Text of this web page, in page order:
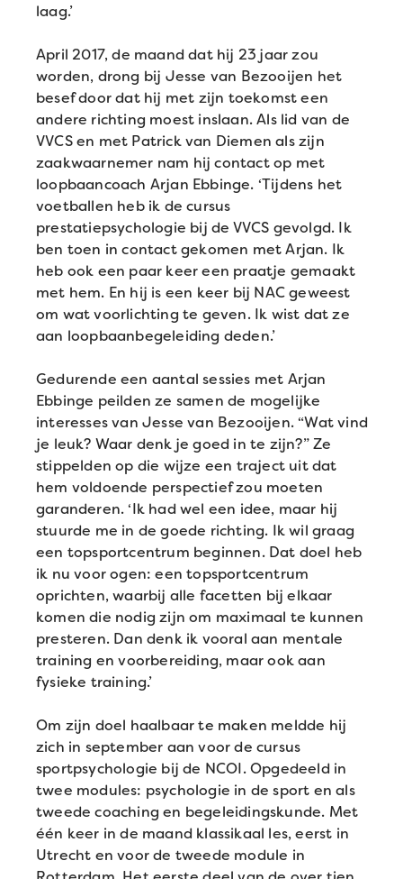
laag.’
April 2017, de maand dat hij 23 jaar zou
worden, drong bij Jesse van Bezooijen het
besef door dat hij met zijn toekomst een
andere richting moest inslaan. Als lid van de
VVCS en met Patrick van Diemen als zijn
zaakwaarnemer nam hij contact op met
loopbaancoach Arjan Ebbinge. ‘Tijdens het
voetballen heb ik de cursus
prestatiepsychologie bij de VVCS gevolgd. Ik
ben toen in contact gekomen met Arjan. Ik
heb ook een paar keer een praatje gemaakt
met hem. En hij is een keer bij NAC geweest
om wat voorlichting te geven. Ik wist dat ze
aan loopbaanbegeleiding deden.’
Gedurende een aantal sessies met Arjan
Ebbinge peilden ze samen de mogelijke
interesses van Jesse van Bezooijen. “Wat vind
je leuk? Waar denk je goed in te zijn?” Ze
stippelden op die wijze een traject uit dat
hem voldoende perspectief zou moeten
garanderen. ‘Ik had wel een idee, maar hij
stuurde me in de goede richting. Ik wil graag
een topsportcentrum beginnen. Dat doel heb
ik nu voor ogen: een topsportcentrum
oprichten, waarbij alle facetten bij elkaar
komen die nodig zijn om maximaal te kunnen
presteren. Dan denk ik vooral aan mentale
training en voorbereiding, maar ook aan
fysieke training.’
Om zijn doel haalbaar te maken meldde hij
zich in september aan voor de cursus
sportpsychologie bij de NCOI. Opgedeeld in
twee modules: psychologie in de sport en als
tweede coaching en begeleidingskunde. Met
één keer in de maand klassikaal les, eerst in
Utrecht en voor de tweede module in